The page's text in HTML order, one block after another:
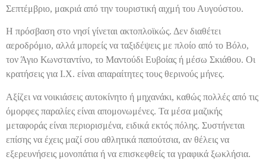
Σεπτέμβριο, μακριά από την τουριστική αιχμή του Αυγούστου.
Η πρόσβαση στο νησί γίνεται ακτοπλοϊκώς. Δεν διαθέτει
αεροδρόμιο, αλλά μπορείς να ταξιδέψεις με πλοίο από το Βόλο,
τον Άγιο Κωνσταντίνο, το Μαντούδι Ευβοίας ή μέσω Σκιάθου. Οι
κρατήσεις για Ι.Χ. είναι απαραίτητες τους θερινούς μήνες.
Αξίζει να νοικιάσεις αυτοκίνητο ή μηχανάκι, καθώς πολλές από τις
όμορφες παραλίες είναι απομονωμένες. Τα μέσα μαζικής
μεταφοράς είναι περιορισμένα, ειδικά εκτός πόλης. Συστήνεται
επίσης να έχεις μαζί σου αθλητικά παπούτσια, αν θέλεις να
εξερευνήσεις μονοπάτια ή να επισκεφθείς τα γραφικά ξωκλήσια.